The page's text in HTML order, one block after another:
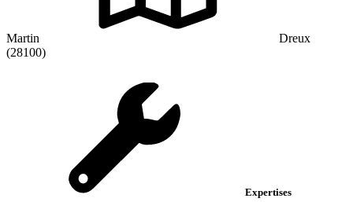
Martin
Dreux
(28100)
Expertises